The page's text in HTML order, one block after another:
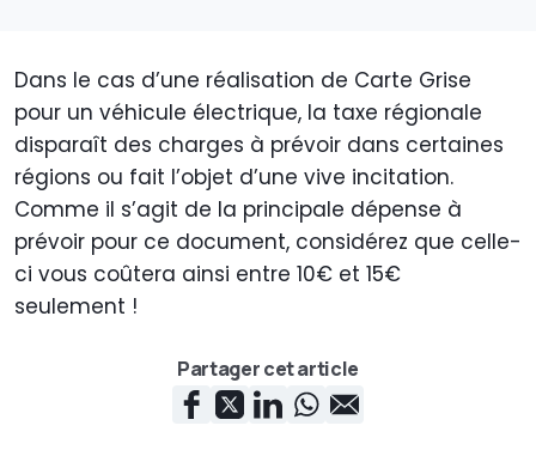
Dans le cas d’une réalisation de Carte Grise
pour un véhicule électrique, la taxe régionale
disparaît des charges à prévoir dans certaines
régions ou fait l’objet d’une vive incitation.
Comme il s’agit de la principale dépense à
prévoir pour ce document, considérez que celle-
ci vous coûtera ainsi entre 10€ et 15€
seulement !
Partager cet article